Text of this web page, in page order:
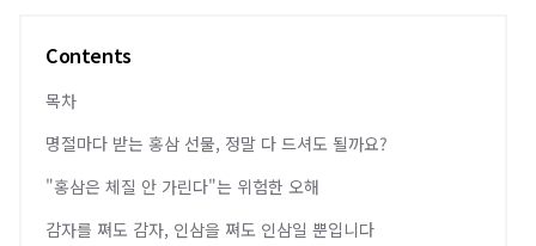
Contents
목차
명절마다 받는 홍삼 선물, 정말 다 드셔도 될까요?
"홍삼은 체질 안 가린다"는 위험한 오해
감자를 쪄도 감자, 인삼을 쪄도 인삼일 뿐입니다